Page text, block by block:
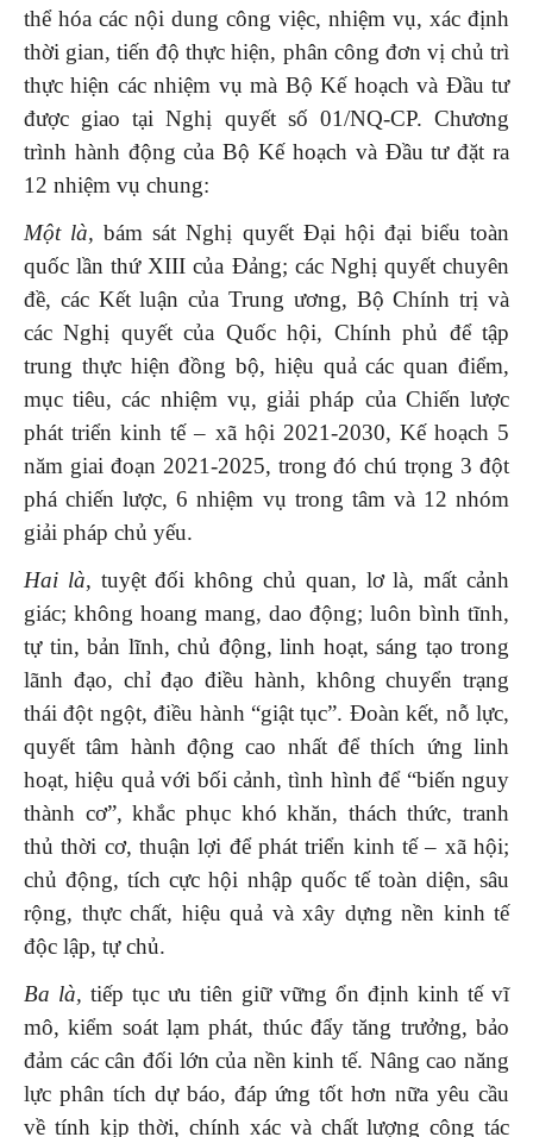
thể hóa các nội dung công việc, nhiệm vụ, xác định
thời gian, tiến độ thực hiện, phân công đơn vị chủ trì
thực hiện các nhiệm vụ mà Bộ Kế hoạch và Đầu tư
được giao tại Nghị quyết số 01/NQ-CP. Chương
trình hành động của Bộ Kế hoạch và Đầu tư đặt ra
12 nhiệm vụ chung:
Một là, bám sát Nghị quyết Đại hội đại biểu toàn
quốc lần thứ XIII của Đảng; các Nghị quyết chuyên
đề, các Kết luận của Trung ương, Bộ Chính trị và
các Nghị quyết của Quốc hội, Chính phủ để tập
trung thực hiện đồng bộ, hiệu quả các quan điểm,
mục tiêu, các nhiệm vụ, giải pháp của Chiến lược
phát triển kinh tế – xã hội 2021-2030, Kế hoạch 5
năm giai đoạn 2021-2025, trong đó chú trọng 3 đột
phá chiến lược, 6 nhiệm vụ trong tâm và 12 nhóm
giải pháp chủ yếu.
Hai là, tuyệt đối không chủ quan, lơ là, mất cảnh
giác; không hoang mang, dao động; luôn bình tĩnh,
tự tin, bản lĩnh, chủ động, linh hoạt, sáng tạo trong
lãnh đạo, chỉ đạo điều hành, không chuyển trạng
thái đột ngột, điều hành “giật tục”. Đoàn kết, nỗ lực,
quyết tâm hành động cao nhất để thích ứng linh
hoạt, hiệu quả với bối cảnh, tình hình để “biến nguy
thành cơ”, khắc phục khó khăn, thách thức, tranh
thủ thời cơ, thuận lợi để phát triển kinh tế – xã hội;
chủ động, tích cực hội nhập quốc tế toàn diện, sâu
rộng, thực chất, hiệu quả và xây dựng nền kinh tế
độc lập, tự chủ.
Ba là, tiếp tục ưu tiên giữ vững ổn định kinh tế vĩ
mô, kiểm soát lạm phát, thúc đẩy tăng trưởng, bảo
đảm các cân đối lớn của nền kinh tế. Nâng cao năng
lực phân tích dự báo, đáp ứng tốt hơn nữa yêu cầu
về tính kịp thời, chính xác và chất lượng công tác